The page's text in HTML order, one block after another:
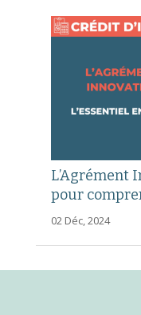
L’Agrément
pour
02 Déc, 2024